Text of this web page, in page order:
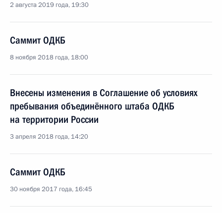
2 августа 2019 года, 19:30
Саммит ОДКБ
8 ноября 2018 года, 18:00
Внесены изменения в Соглашение об условиях
пребывания объединённого штаба ОДКБ
на территории России
3 апреля 2018 года, 14:20
Саммит ОДКБ
30 ноября 2017 года, 16:45